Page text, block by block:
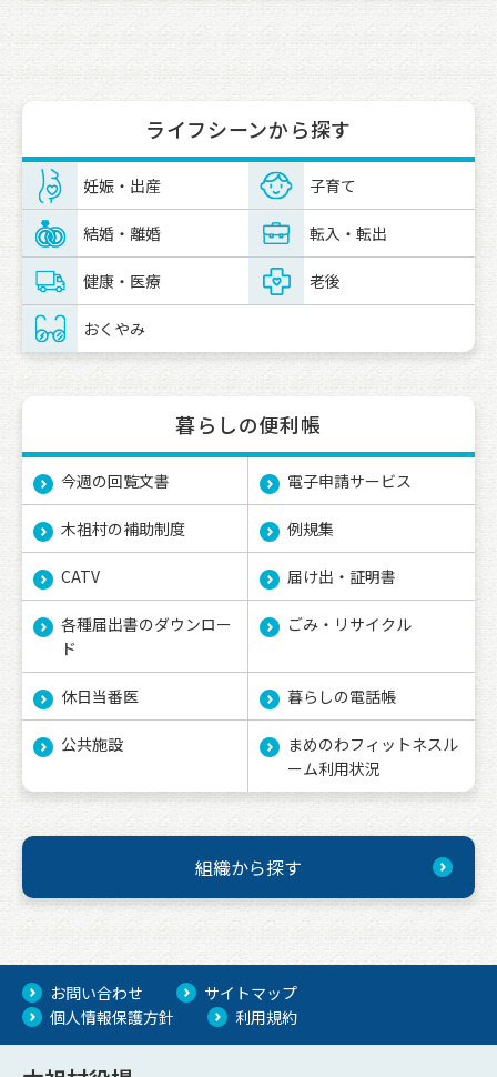
ライフシーンから探す
妊娠・出産 子育て
結婚・離婚 転入・転出
健康・医療 老後
おくやみ
暮らしの便利帳
今週の回覧文書 電子申請サービス
木祖村の補助制度 例規集
CATV 届け出・証明書
各種届出書のダウンロー
ド
ごみ・リサイクル
休日当番医 暮らしの電話帳
公共施設
まめのわフィットネスル
ーム利用状況
組織から探す
お問い合わせ
サイトマップ
個人情報保護方針
利用規約